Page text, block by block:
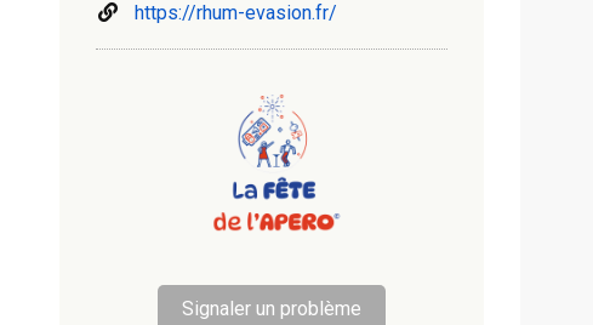
https://rhum-evasion.fr/
Signaler un problème